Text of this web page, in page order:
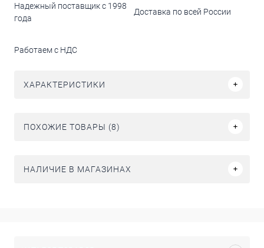
Надежный поставщик с 1998
года
Доставка по всей России
Работаем с НДС
ХАРАКТЕРИСТИКИ
ПОХОЖИЕ ТОВАРЫ (8)
НАЛИЧИЕ В МАГАЗИНАХ